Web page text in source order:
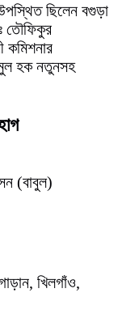
ছিলেন বগুড়া
তৌফিকুর
কমিশনার
হক নতুনসহ
(বাবুল)
খিলগাঁও,